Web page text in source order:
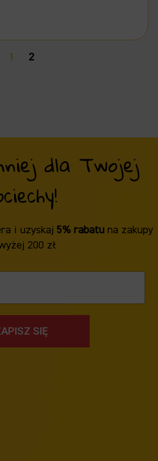
1 2
dla Twojej
i uzyskaj 5% rabatu na zakupy
200 zł
SIĘ